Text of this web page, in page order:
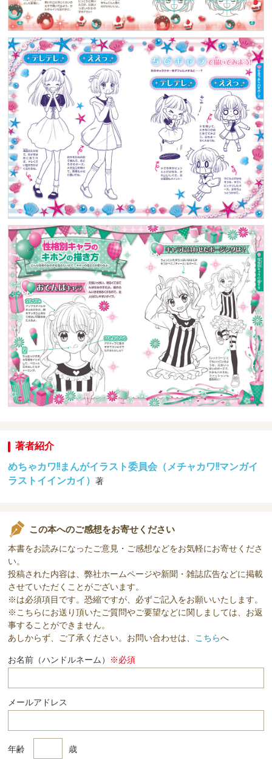
著者紹介
めちゃカワ!!まんがイラスト委員会（メチャカワ!!マンガイ
ラストイインカイ）著
この本へのご感想をお寄せください
本書をお読みになったご意見・ご感想などをお気軽にお寄せくださ
い。
投稿された内容は、弊社ホームページや新聞・雑誌広告などに掲載
させていただくことがございます。
※は必須項目です。恐縮ですが、必ずご記入をお願いいたします。
※こちらにお送り頂いたご質問やご要望などに関しましては、お返
事することができません。
あしからず、ご了承ください。お問い合わせは、 こちらへ
お名前（ハンドルネーム） ※必須
メールアドレス
年齢 歳